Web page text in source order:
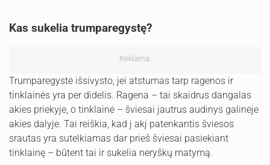
Kas sukelia trumparegystę?
Reklama:
Trumparegystė išsivysto, jei atstumas tarp ragenos ir
tinklainės yra per didelis. Ragena – tai skaidrus dangalas
akies priekyje, o tinklainė – šviesai jautrus audinys galinėje
akies dalyje. Tai reiškia, kad į akį patenkantis šviesos
srautas yra sutelkiamas dar prieš šviesai pasiekiant
tinklainę – būtent tai ir sukelia neryškų matymą.